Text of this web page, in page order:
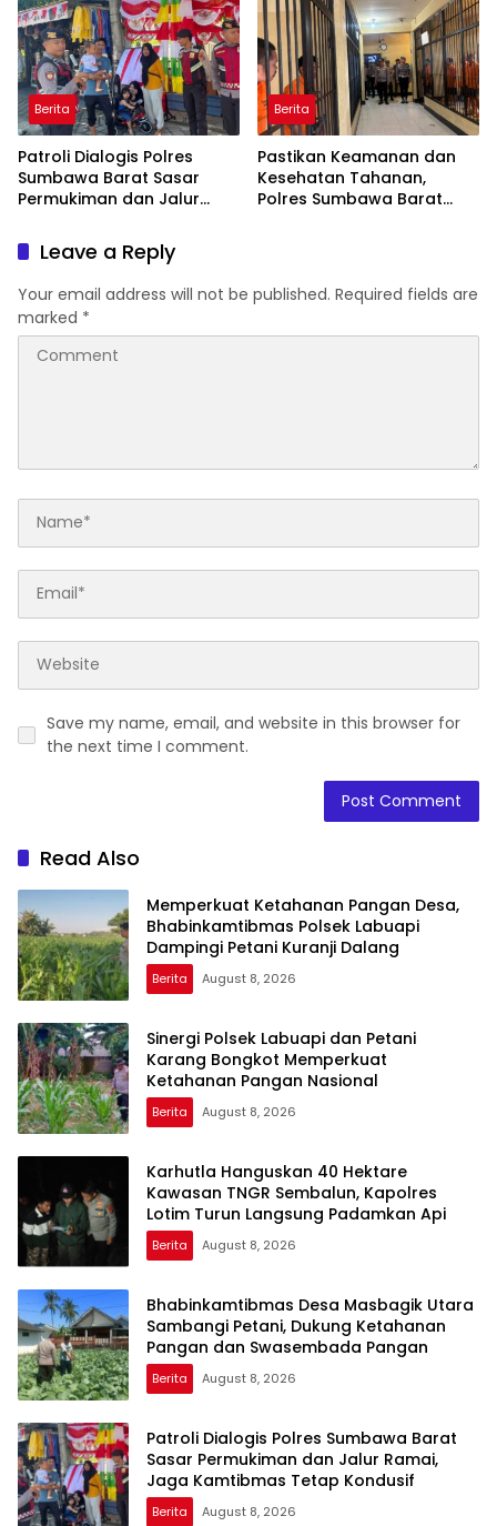
Berita
Patroli Dialogis Polres
Sumbawa Barat Sasar
Permukiman dan Jalur
Tetap Kondusif
Berita
Pastikan Keamanan dan
Kesehatan Tahanan,
Polres Sumbawa Barat
Leave a Reply
Your email address will not be published. Required fields are
marked *
Save my name, email, and website in this browser for
the next time I comment.
Read Also
Memperkuat Ketahanan Pangan Desa,
Bhabinkamtibmas Polsek Labuapi
Dampingi Petani Kuranji Dalang
Berita August 8, 2026
Sinergi Polsek Labuapi dan Petani
Karang Bongkot Memperkuat
Ketahanan Pangan Nasional
Berita August 8, 2026
Karhutla Hanguskan 40 Hektare
Kawasan TNGR Sembalun, Kapolres
Lotim Turun Langsung Padamkan Api
Berita August 8, 2026
Bhabinkamtibmas Desa Masbagik Utara
Sambangi Petani, Dukung Ketahanan
Pangan dan Swasembada Pangan
Berita August 8, 2026
Patroli Dialogis Polres Sumbawa Barat
Sasar Permukiman dan Jalur Ramai,
Jaga Kamtibmas Tetap Kondusif
Berita August 8, 2026